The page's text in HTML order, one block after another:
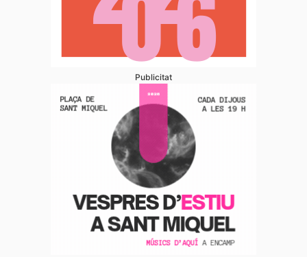
Publicitat